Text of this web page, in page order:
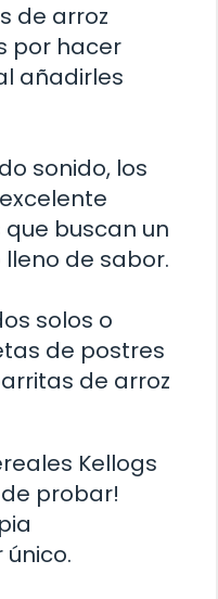
de arroz
por hacer
añadirles
sonido, los
buscan un
de sabor.
solos o
de postres
de arroz
Kellogs
probar!